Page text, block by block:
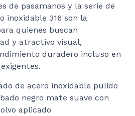
de pasamanos y la serie de
inoxidable 316 son la
quienes buscan
y atractivo visual,
duradero incluso en
de acero inoxidable pulido
negro mate suave con
aplicado